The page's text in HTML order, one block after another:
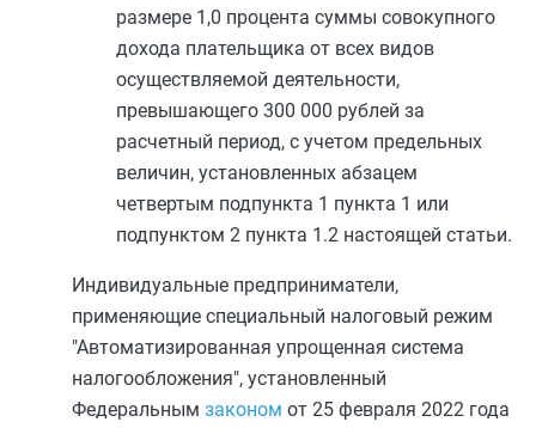
размере 1,0 процента суммы совокупного
дохода плательщика от всех видов
осуществляемой деятельности,
превышающего 300 000 рублей за
расчетный период, с учетом предельных
величин, установленных абзацем
четвертым подпункта 1 пункта 1 или
подпунктом 2 пункта 1.2 настоящей статьи.
Индивидуальные предприниматели,
применяющие специальный налоговый режим
"Автоматизированная упрощенная система
налогообложения", установленный
Федеральным законом от 25 февраля 2022 года